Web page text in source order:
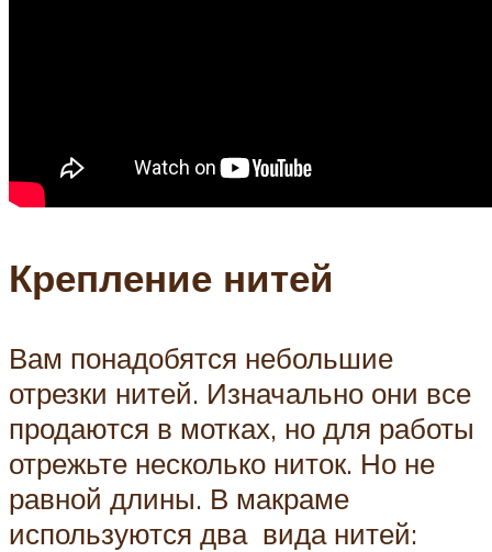
Крепление нитей
Вам понадобятся небольшие
отрезки нитей. Изначально они все
продаются в мотках, но для работы
отрежьте несколько ниток. Но не
равной длины. В макраме
используются два вида нитей: